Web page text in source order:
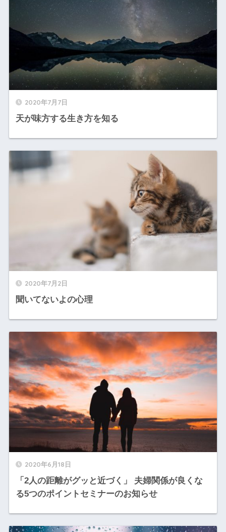
2020年7月7日
天が味方する生き方を知る
2020年7月2日
聞いてないよの心理
2020年6月18日
「2人の距離がグッと近づく」 夫婦関係が良くな
る5つのポイントセミナーのお知らせ